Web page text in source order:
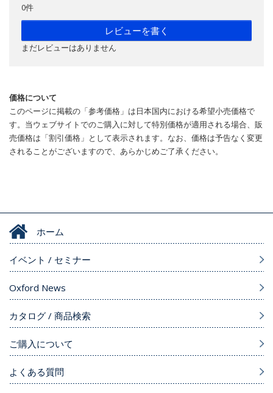
0件
レビューを書く
まだレビューはありません
価格について
このページに掲載の「参考価格」は日本国内における希望小売価格で
す。当ウェブサイトでのご購入に対して特別価格が適用される場合、販
売価格は「割引価格」として表示されます。なお、価格は予告なく変更
されることがございますので、あらかじめご了承ください。
ホーム
イベント / セミナー
Oxford News
カタログ / 商品検索
ご購入について
よくある質問